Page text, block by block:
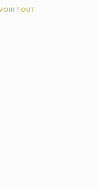
TOUT